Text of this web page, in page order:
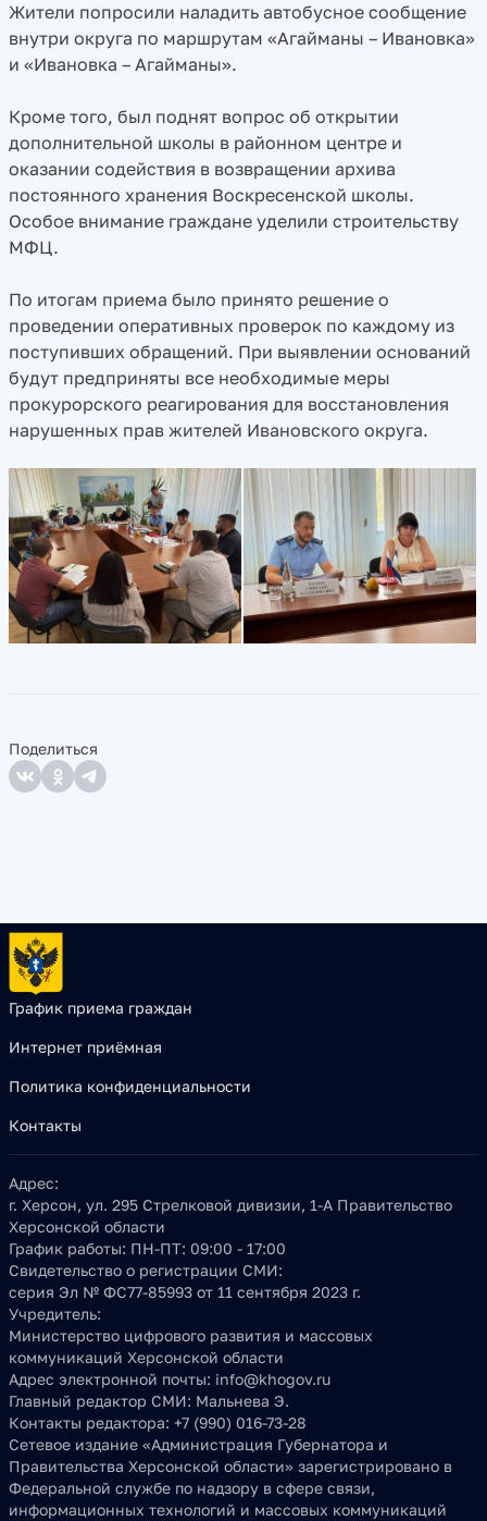
Жители попросили наладить автобусное сообщение
внутри округа по маршрутам «Агайманы – Ивановка»
и «Ивановка – Агайманы».
Кроме того, был поднят вопрос об открытии
дополнительной школы в районном центре и
оказании содействия в возвращении архива
постоянного хранения Воскресенской школы.
Особое внимание граждане уделили строительству
МФЦ.
По итогам приема было принято решение о
проведении оперативных проверок по каждому из
поступивших обращений. При выявлении оснований
будут предприняты все необходимые меры
прокурорского реагирования для восстановления
нарушенных прав жителей Ивановского округа.
Поделиться
График приема граждан
Интернет приёмная
Политика конфиденциальности
Контакты
Адрес:
г. Херсон, ул. 295 Стрелковой дивизии, 1-А Правительство
Херсонской области
График работы: ПН-ПТ: 09:00 - 17:00
Свидетельство о регистрации СМИ:
серия Эл № ФС77-85993 от 11 сентября 2023 г.
Учредитель:
Министерство цифрового развития и массовых
коммуникаций Херсонской области
Адрес электронной почты: info@khogov.ru
Главный редактор СМИ: Мальнева Э.
Контакты редактора: +7 (990) 016-73-28
Сетевое издание «Администрация Губернатора и
Правительства Херсонской области» зарегистрировано в
Федеральной службе по надзору в сфере связи,
информационных технологий и массовых коммуникаций